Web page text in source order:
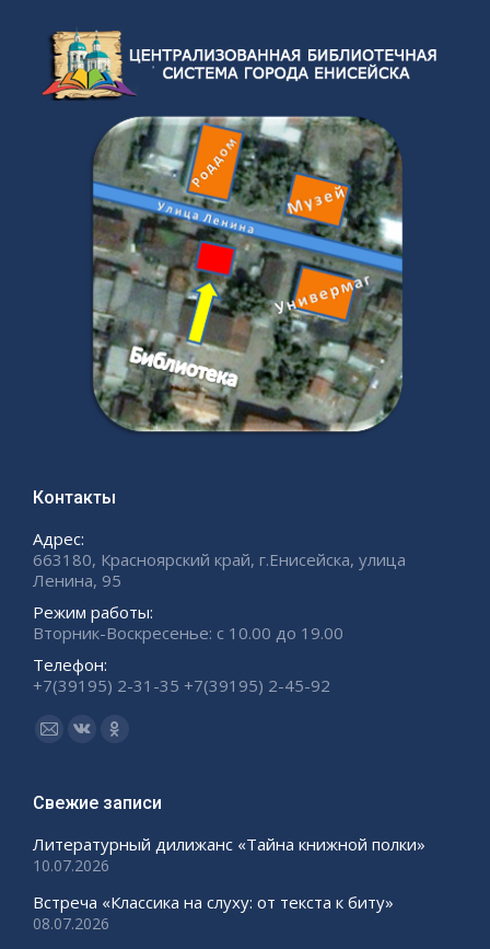
Контакты
Адрес:
663180, Красноярский край, г.Енисейска, улица
Ленина, 95
Режим работы:
Вторник-Воскресенье: с 10.00 до 19.00
Телефон:
+7(39195) 2-31-35 +7(39195) 2-45-92
Ищите нас:
Страница
открывается
новом
Страница
открывается
новом
Страница
открывается
новом
Свежие записи
Литературный дилижанс «Тайна книжной полки»
10.07.2026
Встреча «Классика на слуху: от текста к биту»
08.07.2026